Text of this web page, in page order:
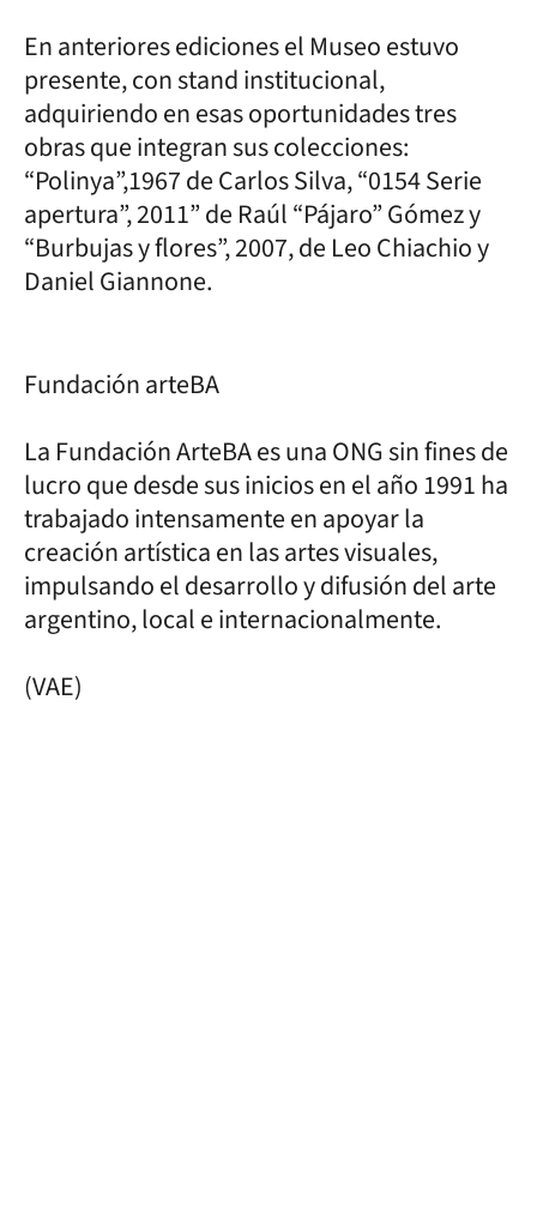
En anteriores ediciones el Museo estuvo
presente, con stand institucional,
adquiriendo en esas oportunidades tres
obras que integran sus colecciones:
“Polinya”,1967 de Carlos Silva, “0154 Serie
apertura”, 2011” de Raúl “Pájaro” Gómez y
“Burbujas y flores”, 2007, de Leo Chiachio y
Daniel Giannone.
Fundación arteBA
La Fundación ArteBA es una ONG sin fines de
lucro que desde sus inicios en el año 1991 ha
trabajado intensamente en apoyar la
creación artística en las artes visuales,
impulsando el desarrollo y difusión del arte
argentino, local e internacionalmente.
(VAE)